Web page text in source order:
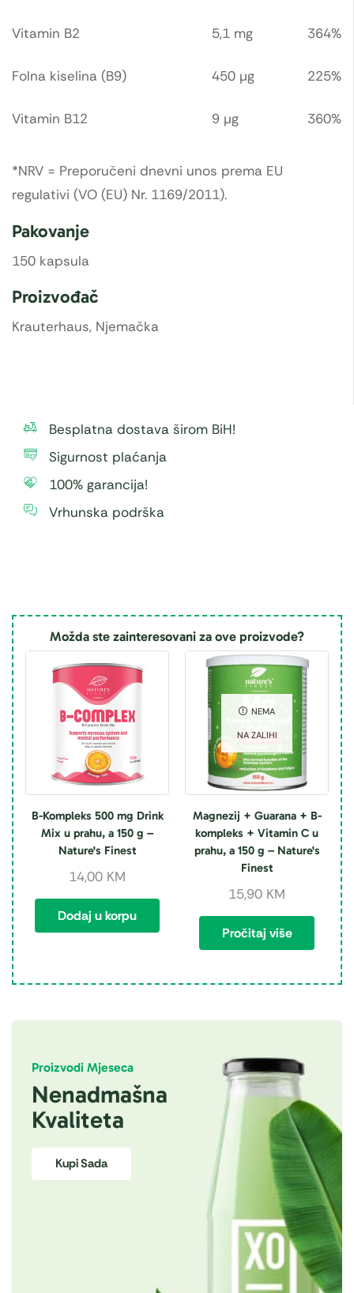
Vitamin B2 5,1 mg 364%
Folna kiselina (B9) 450 µg 225%
Vitamin B12 9 µg 360%
*NRV = Preporučeni dnevni unos prema EU
regulativi (VO (EU) Nr. 1169/2011).
Pakovanje
150 kapsula
Proizvođač
Krauterhaus, Njemačka
Besplatna dostava širom BiH!
Sigurnost plaćanja
100% garancija!
Vrhunska podrška
Možda ste zainteresovani za ove proizvode?
B-Kompleks 500 mg Drink
Mix u prahu, a 150 g –
Nature's Finest
14,00 KM
Dodaj u korpu
NEMA
NA ZALIHI
Magnezij + Guarana + B-
kompleks + Vitamin C u
prahu, a 150 g – Nature's
Finest
15,90 KM
Pročitaj više
Proizvodi Mjeseca
Nenadmašna
Kvaliteta
Kupi Sada